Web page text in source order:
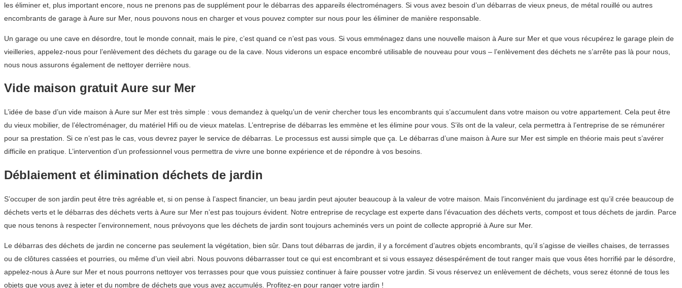
les éliminer et, plus important encore, nous ne prenons pas de supplément pour le débarras des appareils électroménagers. Si vous avez besoin d’un débarras de vieux pneus, de métal rouillé ou autres
encombrants de garage à Aure sur Mer, nous pouvons nous en charger et vous pouvez compter sur nous pour les éliminer de manière responsable.
Un garage ou une cave en désordre, tout le monde connait, mais le pire, c’est quand ce n’est pas vous. Si vous emménagez dans une nouvelle maison à Aure sur Mer et que vous récupérez le garage plein de
vieilleries, appelez-nous pour l’enlèvement des déchets du garage ou de la cave. Nous viderons un espace encombré utilisable de nouveau pour vous – l’enlèvement des déchets ne s’arrête pas là pour nous,
nous nous assurons également de nettoyer derrière nous.
Vide maison gratuit Aure sur Mer
L’idée de base d’un vide maison à Aure sur Mer est très simple : vous demandez à quelqu’un de venir chercher tous les encombrants qui s’accumulent dans votre maison ou votre appartement. Cela peut être
du vieux mobilier, de l’électroménager, du matériel Hifi ou de vieux matelas. L’entreprise de débarras les emmène et les élimine pour vous. S’ils ont de la valeur, cela permettra à l’entreprise de se rémunérer
pour sa prestation. Si ce n’est pas le cas, vous devrez payer le service de débarras. Le processus est aussi simple que ça. Le débarras d’une maison à Aure sur Mer est simple en théorie mais peut s’avérer
difficile en pratique. L’intervention d’un professionnel vous permettra de vivre une bonne expérience et de répondre à vos besoins.
Déblaiement et élimination déchets de jardin
S’occuper de son jardin peut être très agréable et, si on pense à l’aspect financier, un beau jardin peut ajouter beaucoup à la valeur de votre maison. Mais l’inconvénient du jardinage est qu’il crée beaucoup de
déchets verts et le débarras des déchets verts à Aure sur Mer n’est pas toujours évident. Notre entreprise de recyclage est experte dans l’évacuation des déchets verts, compost et tous déchets de jardin. Parce
que nous tenons à respecter l’environnement, nous prévoyons que les déchets de jardin sont toujours acheminés vers un point de collecte approprié à Aure sur Mer.
Le débarras des déchets de jardin ne concerne pas seulement la végétation, bien sûr. Dans tout débarras de jardin, il y a forcément d’autres objets encombrants, qu’il s’agisse de vieilles chaises, de terrasses
ou de clôtures cassées et pourries, ou même d’un vieil abri. Nous pouvons débarrasser tout ce qui est encombrant et si vous essayez désespérément de tout ranger mais que vous êtes horrifié par le désordre,
appelez-nous à Aure sur Mer et nous pourrons nettoyer vos terrasses pour que vous puissiez continuer à faire pousser votre jardin. Si vous réservez un enlèvement de déchets, vous serez étonné de tous les
objets que vous avez à jeter et du nombre de déchets que vous avez accumulés. Profitez-en pour ranger votre jardin !